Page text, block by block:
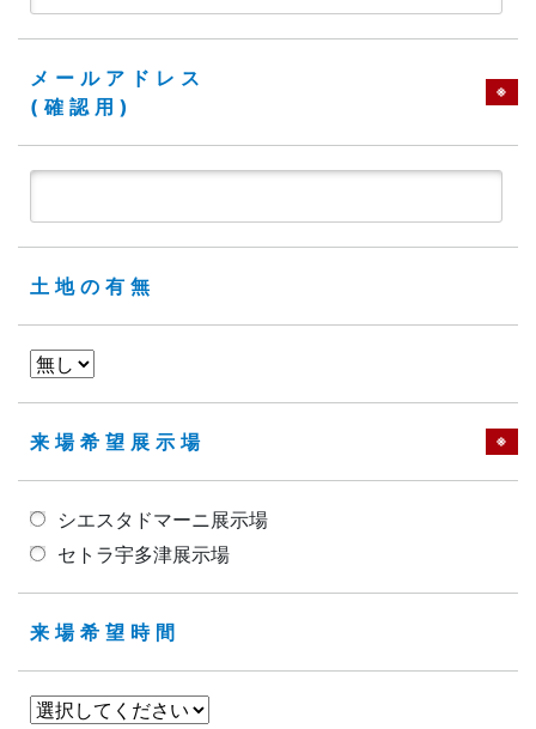
メールアドレス
(確認用)
※
土地の有無
来場希望展示場 ※
シエスタドマーニ展示場
セトラ宇多津展示場
来場希望時間